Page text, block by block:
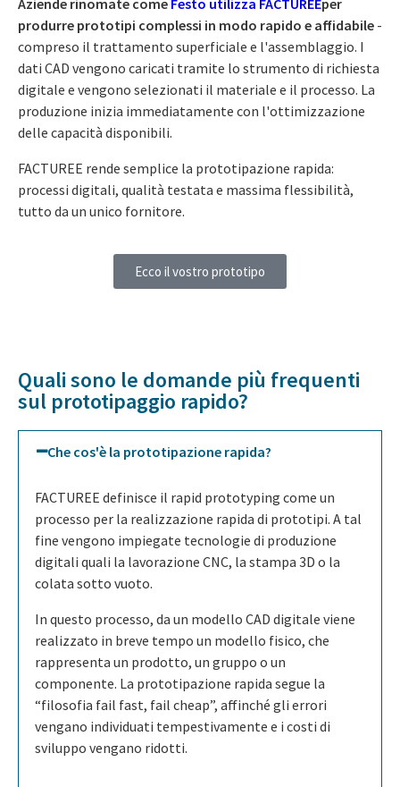
produrre prototipi complessi in modo rapido e affidabile -
compreso il trattamento superficiale e l'assemblaggio. I
dati CAD vengono caricati tramite lo strumento di richiesta
digitale e vengono selezionati il materiale e il processo. La
produzione inizia immediatamente con l'ottimizzazione
delle capacità disponibili.
FACTUREE rende semplice la prototipazione rapida:
processi digitali, qualità testata e massima flessibilità,
tutto da un unico fornitore.
Ecco il vostro prototipo
Quali sono le domande più frequenti
sul prototipaggio rapido?
Che cos'è la prototipazione rapida?
FACTUREE definisce il rapid prototyping come un
processo per la realizzazione rapida di prototipi. A tal
fine vengono impiegate tecnologie di produzione
digitali quali la lavorazione CNC, la stampa 3D o la
colata sotto vuoto.
In questo processo, da un modello CAD digitale viene
realizzato in breve tempo un modello fisico, che
rappresenta un prodotto, un gruppo o un
componente. La prototipazione rapida segue la
“filosofia fail fast, fail cheap”, affinché gli errori
vengano individuati tempestivamente e i costi di
sviluppo vengano ridotti.